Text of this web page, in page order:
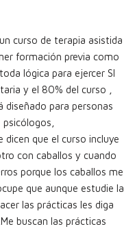
curso de terapia asistida
formación previa como
lógica para ejercer SI
y el 80% del curso ,
diseñado para personas
que el curso incluye
con caballos y cuando
porque los caballos me
que aunque estudie la
las prácticas les diga
buscan las prácticas